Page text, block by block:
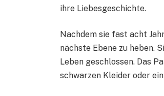
ihre Liebesgeschichte.
Nachdem sie fast acht
nächste Ebene zu heben.
Leben geschlossen. Das
schwarzen Kleider oder